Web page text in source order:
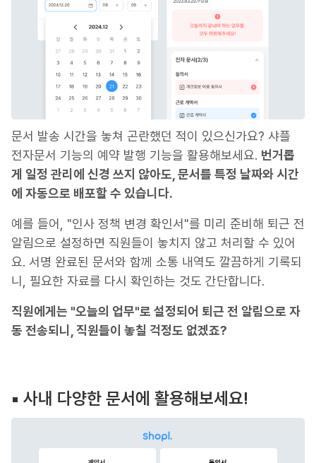
문서 발송 시간을 놓쳐 곤란했던 적이 있으신가요? 샤플
전자문서 기능의 예약 발행 기능을 활용해보세요. 번거롭
게 일정 관리에 신경 쓰지 않아도, 문서를 특정 날짜와 시간
에 자동으로 배포할 수 있습니다.
예를 들어, "인사 정책 변경 확인서"를 미리 준비해 퇴근 전
알림으로 설정하면 직원들이 놓치지 않고 처리할 수 있어
요. 서명 완료된 문서와 함께 소통 내역도 깔끔하게 기록되
니, 필요한 자료를 다시 확인하는 것도 간단합니다.
직원에게는 "오늘의 업무"로 설정되어 퇴근 전 알림으로 자
동 전송되니, 직원들이 놓칠 걱정도 없겠죠?
▪️ 사내 다양한 문서에 활용해보세요!